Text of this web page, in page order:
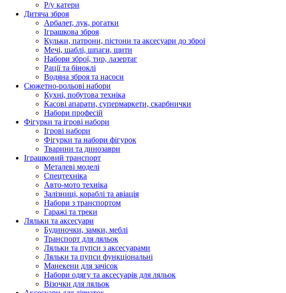
Р/у катери
Дитяча зброя
Арбалет, лук, рогатки
Іграшкова зброя
Кульки, патрони, пістони та аксесуари до зброї
Мечі, шаблі, шпаги, щити
Набори зброї, тир, лазертаг
Рації та біноклі
Водяна зброя та насоси
Сюжетно-рольові набори
Кухні, побутова техніка
Касові апарати, супермаркети, скарбнички
Набори професій
Фігурки та ігрові набори
Ігрові набори
Фігурки та набори фігурок
Тварини та динозаври
Іграшковий транспорт
Металеві моделі
Спецтехніка
Авто-мото техніка
Залізниці, кораблі та авіація
Набори з транспортом
Гаражі та треки
Ляльки та аксесуари
Будиночки, замки, меблі
Транспорт для ляльок
Ляльки та пупси з аксесуарами
Ляльки та пупси функціональні
Манекени для зачісок
Набори одягу та аксесуарів для ляльок
Візочки для ляльок